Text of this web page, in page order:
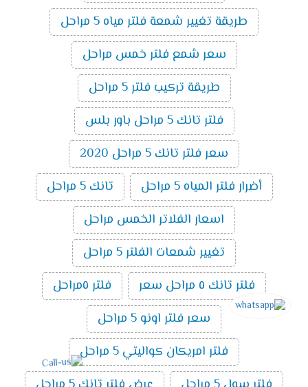
طريقة تغيير شمعة فلتر مياه 5 مراحل
سعر شمع فلتر خمس مراحل
طريقة تركيب فلتر 5 مراحل
فلتر تانك 5 مراحل باور بلس
سعر فلتر تانك 5 مراحل 2020
أضرار فلتر المياه 5 مراحل
تانك 5 مراحل
اسعار الفلاتر الخمس مراحل
تغيير شمعات الفلتر 5 مراحل
فلتر تانك ٥ مراحل سعر
فلتر ٥مراحل
سعر فلتر اونو 5 مراحل
فلتر امريكان كواليتي 5 مراحل